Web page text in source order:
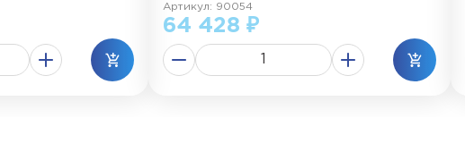
Артикул: 90054
64 428 ₽